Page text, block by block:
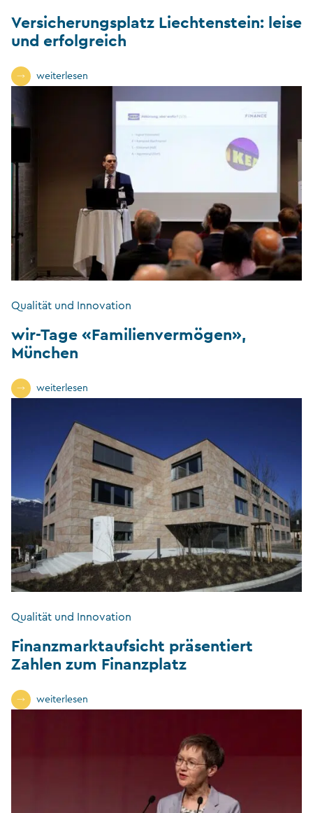
Versicherungsplatz Liechtenstein: leise
und erfolgreich
weiterlesen
Qualität und Innovation
wir-Tage «Familienvermögen»,
München
weiterlesen
Qualität und Innovation
Finanzmarktaufsicht präsentiert
Zahlen zum Finanzplatz
weiterlesen